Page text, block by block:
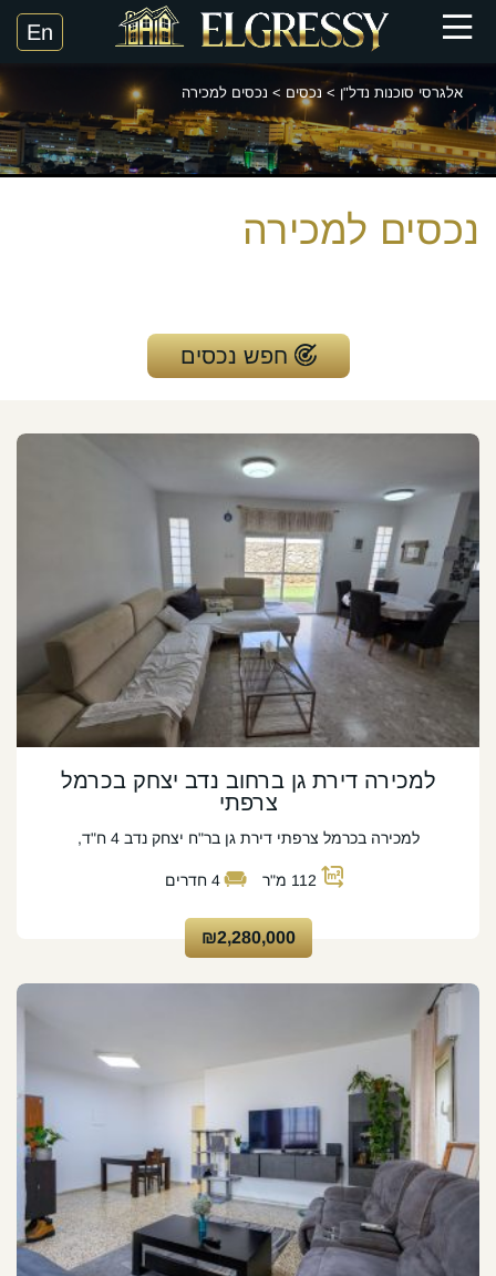
אלגרסי סוכנות נדל"ן > נכסים > נכסים למכירה
נכסים למכירה
חפש נכסים
למכירה דירת גן ברחוב נדב יצחק בכרמל
צרפתי
למכירה בכרמל צרפתי דירת גן בר"ח יצחק נדב 4 ח"ד,
112 מ"ר 4 חדרים
₪2,280,000